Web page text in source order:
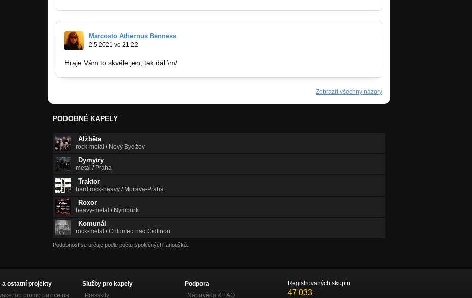
Marcosto Athernus Benness
2.5.2021 ve 21:22
Hraje Vám to skvěle jen, tak dál \m/
Zobrazit všechny názory
PODOBNÉ KAPELY
Alžběta
rock-metal / Nový Bydžov
Dymytry
metal / Praha
Traktor
hard rock-heavy / Morava-Praha
Roxor
heavy-metal / Nymburk
Komunál
rock-metal /Chlumec nad Cidlinou
Podobnost se určuje podle počtu společných fanoušků.
a ostatní projekty
top promo pozice na
Služby pro kapely
Presskity
Podpora
Nápověda & FAQ
Registrovaných skupin
47 033